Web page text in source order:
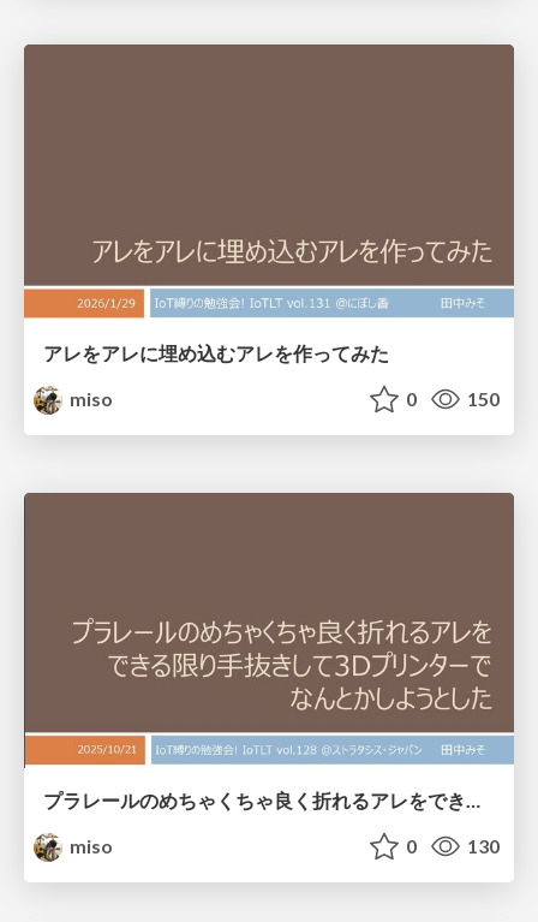
アレをアレに埋め込むアレを作ってみた
miso
0 150
プラレールのめちゃくちゃ良く折れるアレをできる限り手抜きして3Dプリンターでなんとかしようとした
miso
0 130